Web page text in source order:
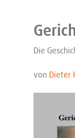
Die
von Dieter